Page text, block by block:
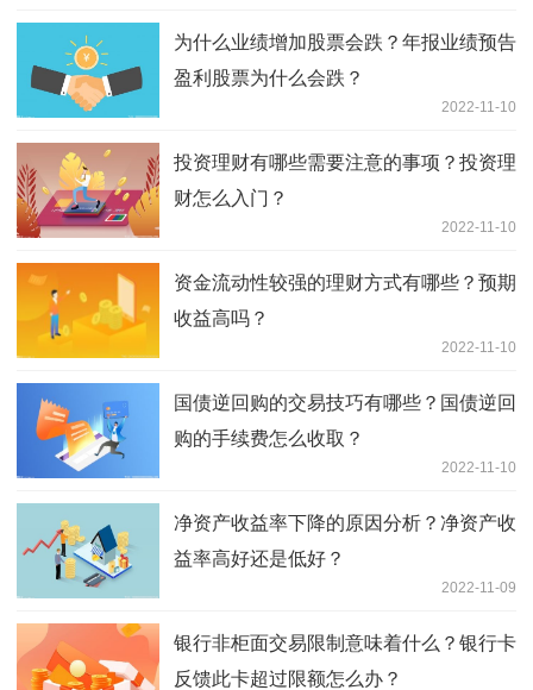
为什么业绩增加股票会跌？年报业绩预告
盈利股票为什么会跌？
2022-11-10
投资理财有哪些需要注意的事项？投资理
财怎么入门？
2022-11-10
资金流动性较强的理财方式有哪些？预期
收益高吗？
2022-11-10
国债逆回购的交易技巧有哪些？国债逆回
购的手续费怎么收取？
2022-11-10
净资产收益率下降的原因分析？净资产收
益率高好还是低好？
2022-11-09
银行非柜面交易限制意味着什么？银行卡
反馈此卡超过限额怎么办？